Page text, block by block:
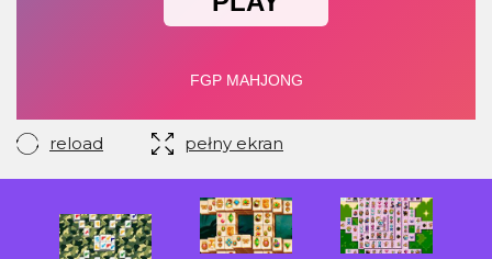
reload pełny ekran